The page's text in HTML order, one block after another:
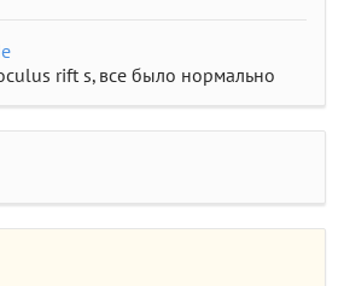
rift s, все было нормально
Survivor
норм..